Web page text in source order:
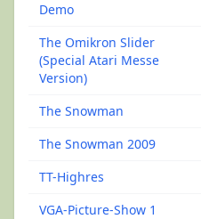
Demo
The Omikron Slider
(Special Atari Messe
Version)
The Snowman
The Snowman 2009
TT-Highres
VGA-Picture-Show 1